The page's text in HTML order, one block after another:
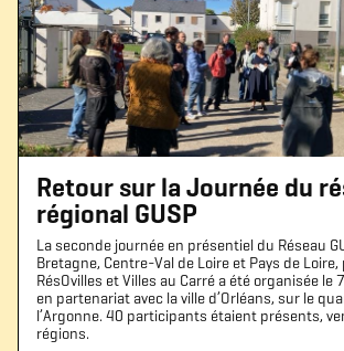
Retour sur la Journée du
régional GUSP
La seconde journée en présentiel du Réseau
Bretagne, Centre-Val de Loire et Pays de
RésOvilles et Villes au Carré a été organisée le
en partenariat avec la ville d’Orléans, sur le
l’Argonne. 40 participants étaient présents,
régions.